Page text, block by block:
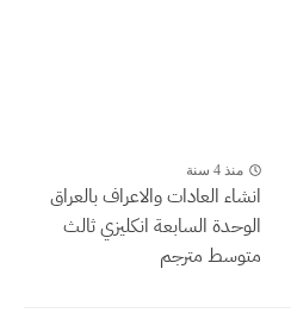
منذ 4 سنة
انشاء العادات والاعراف بالعراق
الوحدة السابعة انكليزي ثالث
متوسط مترجم